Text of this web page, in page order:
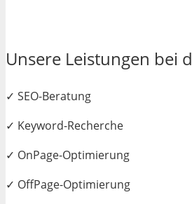
Unsere Leistungen bei
✓ SEO-Beratung
✓ Keyword-Recherche
✓ OnPage-Optimierung
✓ OffPage-Optimierung